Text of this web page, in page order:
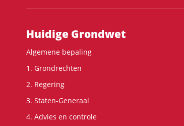
Hoofdnavigatie
Huidige Grondwet
Algemene bepaling
1. Grondrechten
2. Regering
3. Staten-Generaal
4. Advies en controle